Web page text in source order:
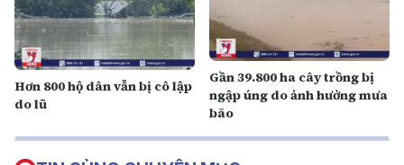
Hơn 800 hộ dân vẫn bị cô lập
do lũ
Gần 39.800 ha cây trồng bị
ngập úng do ảnh hưởng mưa
bão